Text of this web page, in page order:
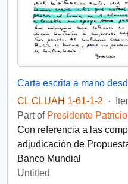
CL CLUAH 1-61-1-2
·
Part of Presidente
Con referencia a las
adjudicación de
Banco Mundial
Untitled